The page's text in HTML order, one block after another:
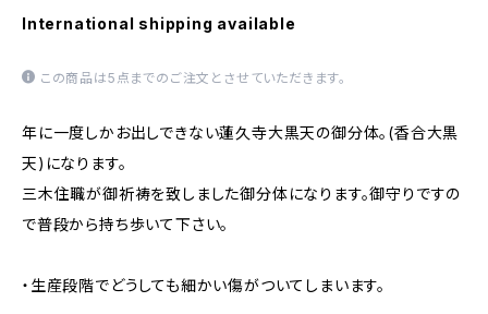
International shipping available
この商品は5点までのご注文とさせていただきます。
年に一度しかお出しできない蓮久寺大黒天の御分体。(香合大黒
天)になります。
三木住職が御祈祷を致しました御分体になります。御守りですの
で普段から持ち歩いて下さい。
・生産段階でどうしても細かい傷がついてしまいます。